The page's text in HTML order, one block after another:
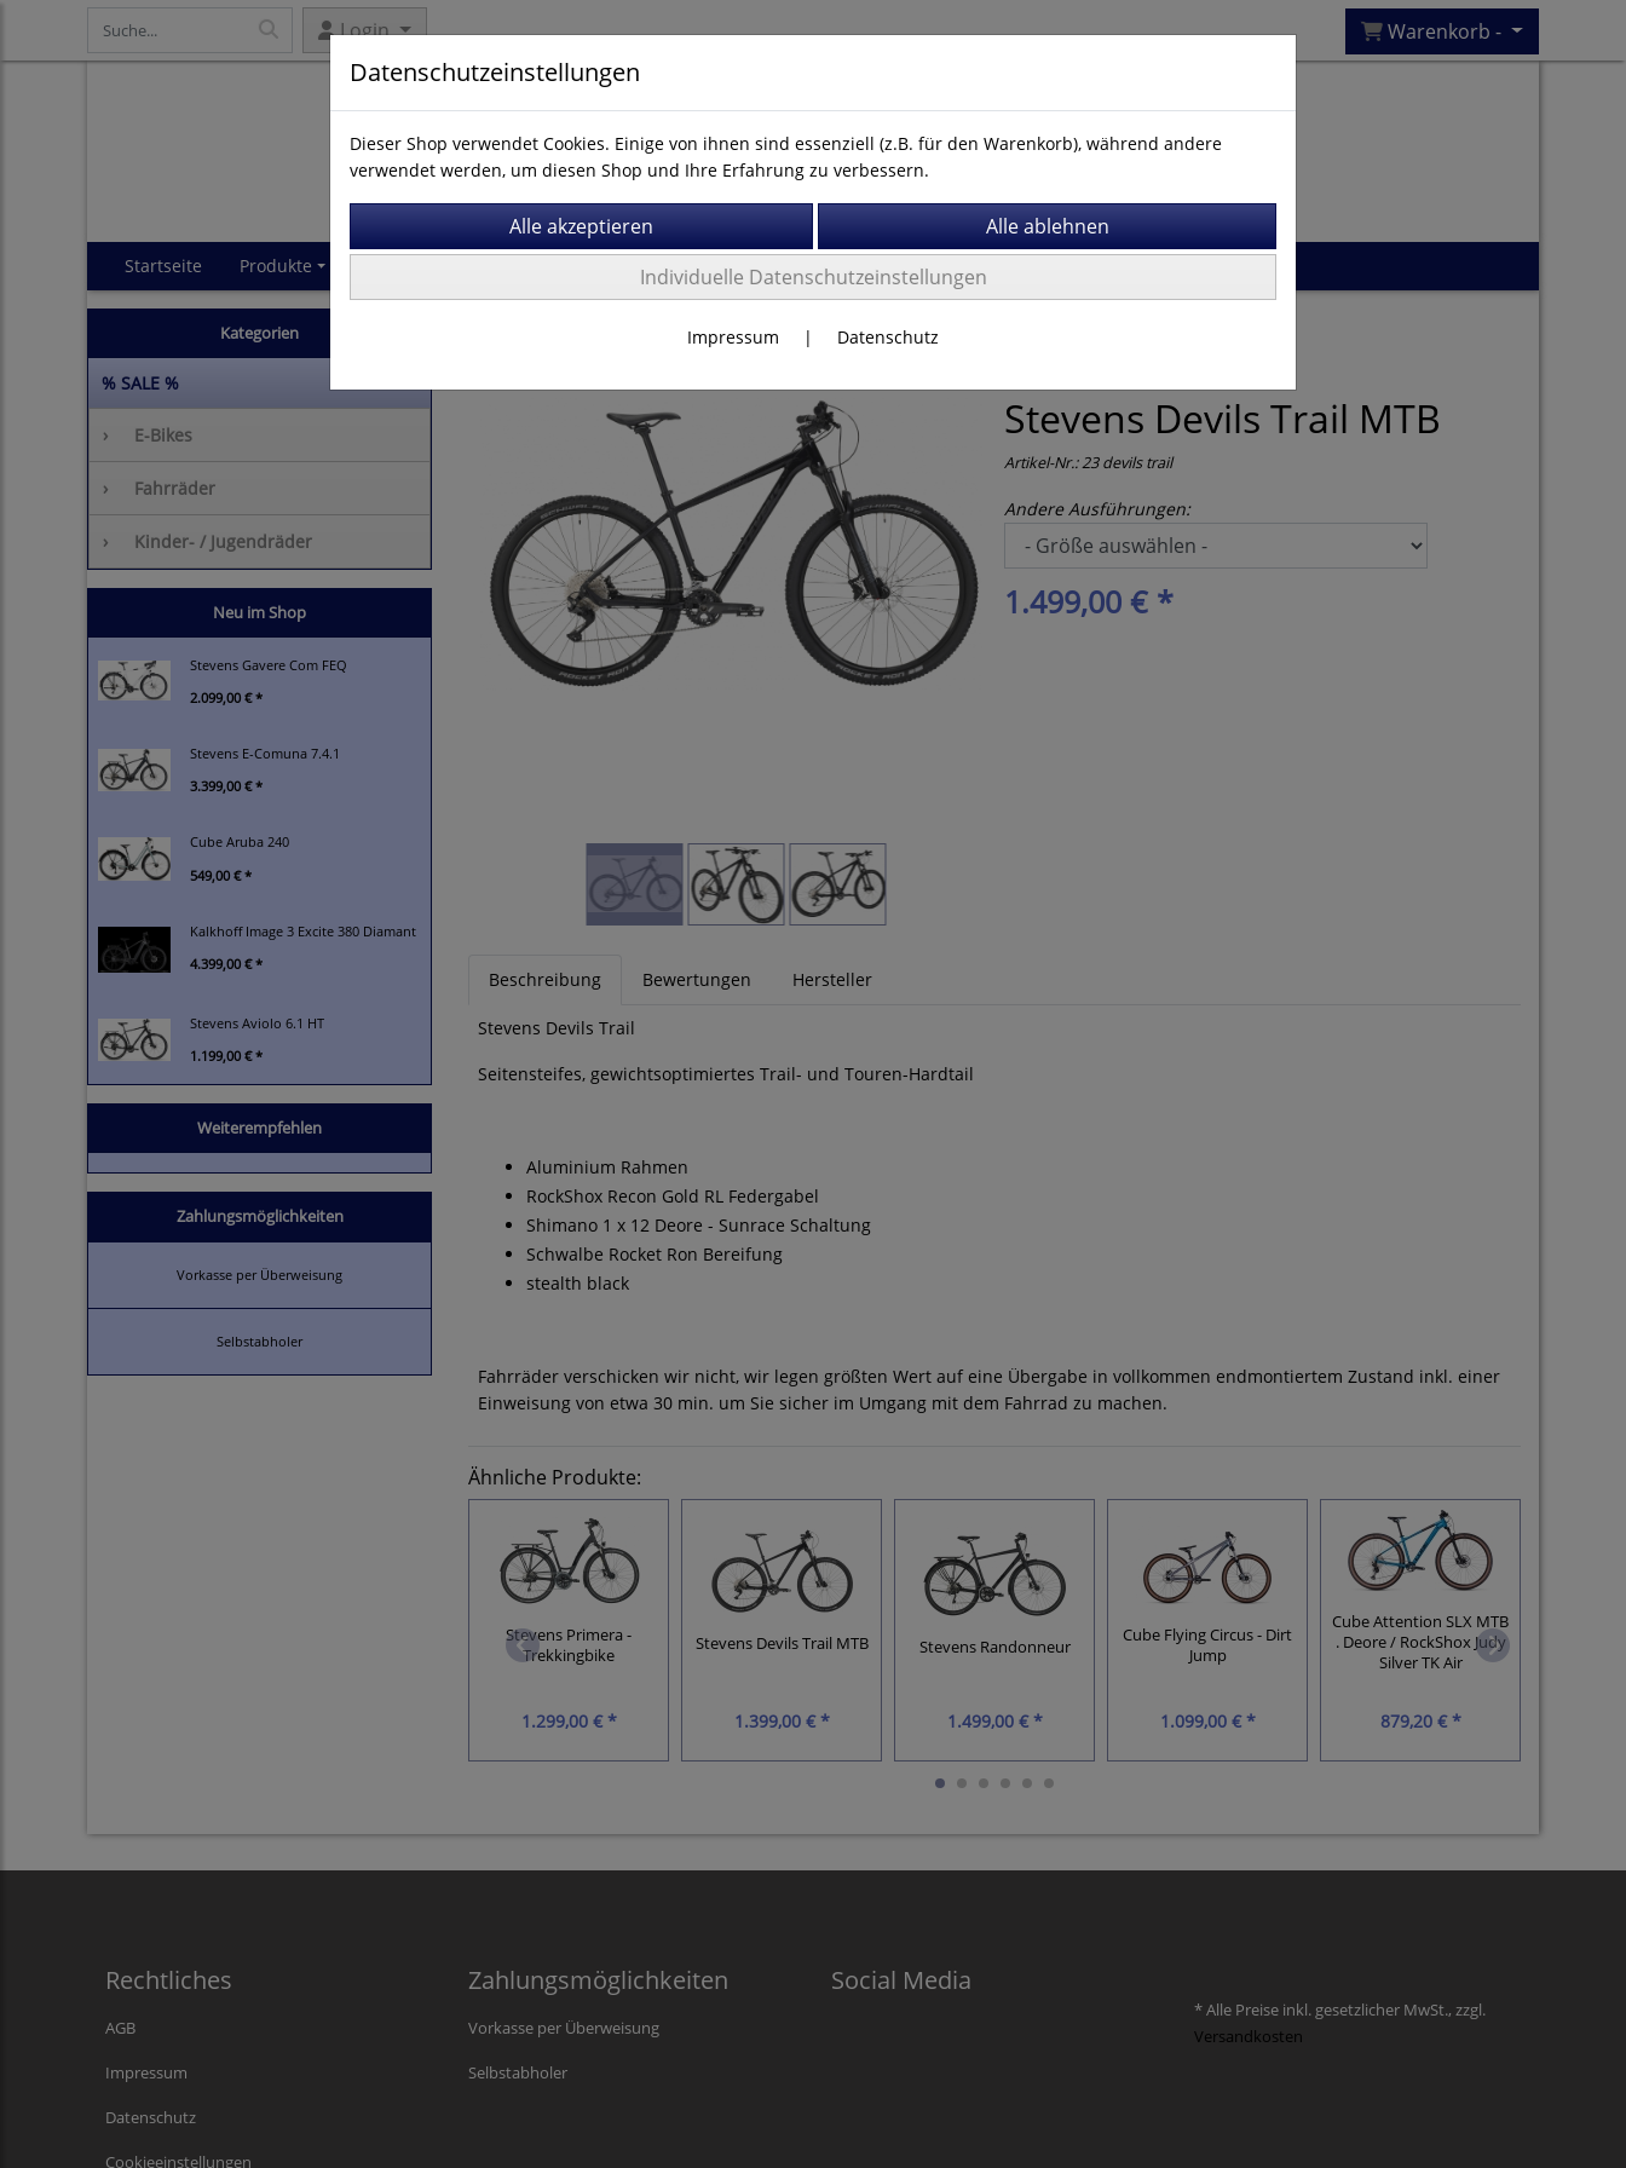
Login Warenkorb -
Startseite Produkte
Kategorien
% SALE %
› E-Bikes
› Fahrräder
› Kinder- / Jugendräder
Neu im Shop
Stevens Gavere Com FEQ
2.099,00 € *
Stevens E-Comuna 7.4.1
3.399,00 € *
Cube Aruba 240
549,00 € *
Kalkhoff Image 3 Excite 380 Diamant
4.399,00 € *
Stevens Aviolo 6.1 HT
1.199,00 € *
Weiterempfehlen
Zahlungsmöglichkeiten
Vorkasse per Überweisung
Selbstabholer
Stevens Devils Trail MTB
Artikel-Nr.:23 devils trail
Andere Ausführungen:
1.499,00 € *
Beschreibung Bewertungen Hersteller
Stevens Devils Trail
Seitensteifes, gewichtsoptimiertes Trail- und Touren-Hardtail
Aluminium Rahmen
RockShox Recon Gold RL Federgabel
Shimano 1 x 12 Deore - Sunrace Schaltung
Schwalbe Rocket Ron Bereifung
stealth black
Fahrräder verschicken wir nicht, wir legen größten Wert auf eine Übergabe in vollkommen endmontiertem Zustand inkl. einer
Einweisung von etwa 30 min. um Sie sicher im Umgang mit dem Fahrrad zu machen.
Ähnliche Produkte:
Stevens Primera -
Trekkingbike
1.299,00 € *
Stevens Devils Trail MTB
1.399,00 € *
Stevens Randonneur
1.499,00 € *
Cube Flying Circus - Dirt
Jump
1.099,00 € *
Cube Attention SLX MTB
. Deore / RockShox Judy
Silver TK Air
879,20 € *
Rechtliches
AGB
Impressum
Datenschutz
Cookieeinstellungen
Zahlungsmöglichkeiten
Vorkasse per Überweisung
Selbstabholer
Social Media
* Alle Preise inkl. gesetzlicher MwSt., zzgl.
Versandkosten
Datenschutzeinstellungen
Dieser Shop verwendet Cookies. Einige von ihnen sind essenziell (z.B. für den Warenkorb), während andere
verwendet werden, um diesen Shop und Ihre Erfahrung zu verbessern.
Individuelle Datenschutzeinstellungen
Impressum | Datenschutz